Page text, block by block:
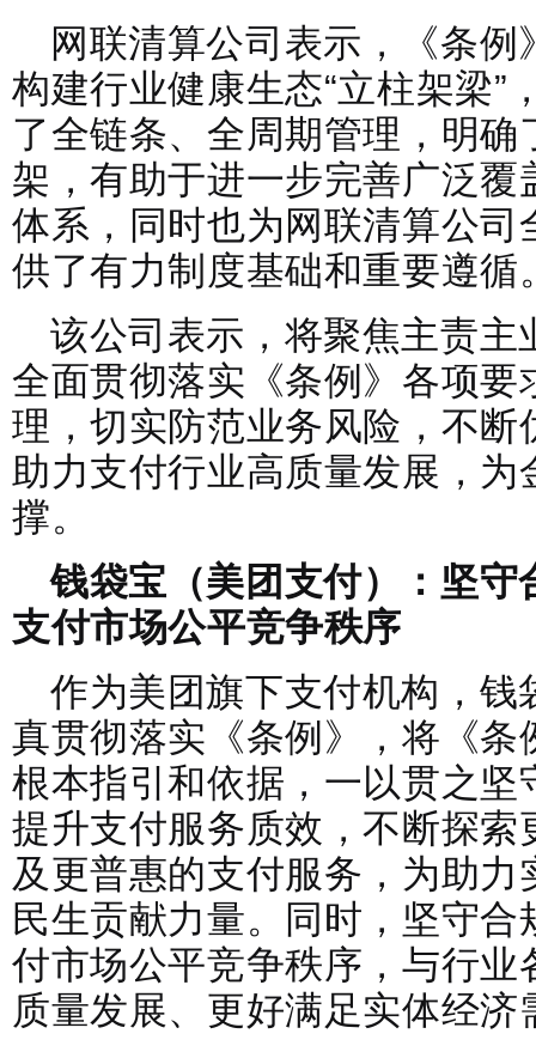
网联清算公司表示，《条
构建行业健康生态“立柱架梁”
了全链条、全周期管理，明
架，有助于进一步完善广泛
体系，同时也为网联清算公
供了有力制度基础和重要遵循
该公司表示，将聚焦主责
全面贯彻落实《条例》各项
理，切实防范业务风险，不
助力支付行业高质量发展，
撑。
钱袋宝（美团支付）：坚
支付市场公平竞争秩序
作为美团旗下支付机构，
真贯彻落实《条例》，将《
根本指引和依据，一以贯之
提升支付服务质效，不断探
及更普惠的支付服务，为助
民生贡献力量。同时，坚守
付市场公平竞争秩序，与行
质量发展、更好满足实体经济